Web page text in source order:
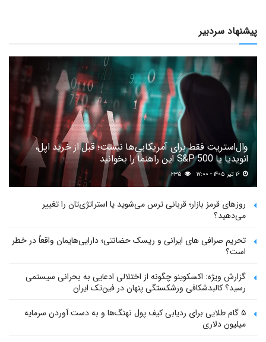
پیشنهاد سردبیر
وال‌استریت فقط برای آمریکایی‌ها نیست؛ قبل از خرید اپل،
انویدیا یا S&P 500 این راهنما را بخوانید
۲۳۵
روزهای قرمز بازار؛ قربانی ترس می‌شوید یا استراتژی‌تان را تغییر
می‌دهید؟
تحریم صرافی های ایرانی و ریسک حضانتی؛ دارایی‌هایمان واقعاً در خطر
است؟
گزارش ویژه: اکسکوینو چگونه از اختلالی ادعایی به بحرانی سیستمی
رسید؟ کالبدشکافی ورشکستگی پنهان در فین‌تک ایران
۵ گام طلایی برای ردیابی کیف پول‌ نهنگ‌ها و به دست آوردن سرمایه
میلیون دلاری